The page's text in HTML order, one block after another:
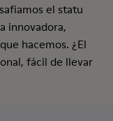
el statu
innovadora,
hacemos. ¿El
fácil de llevar